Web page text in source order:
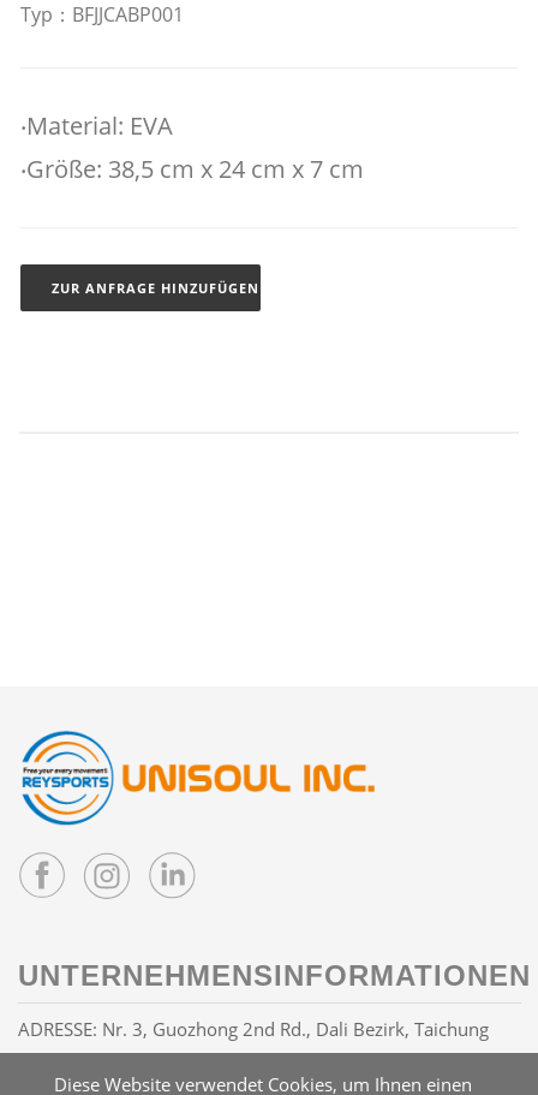
Typ：BFJJCABP001
‧Material: EVA
‧Größe: 38,5 cm x 24 cm x 7 cm
ZUR ANFRAGE HINZUFÜGEN
Diese Website verwendet Cookies, um Ihnen einen
UNTERNEHMENSINFORMATIONEN
ADRESSE: Nr. 3, Guozhong 2nd Rd., Dali Bezirk, Taichung